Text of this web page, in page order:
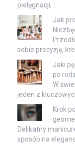
pielęgnacji, …
Jak
sobie precyzję,
Jaki
po
W
jeden z
Krok
Delikatny
sposób na